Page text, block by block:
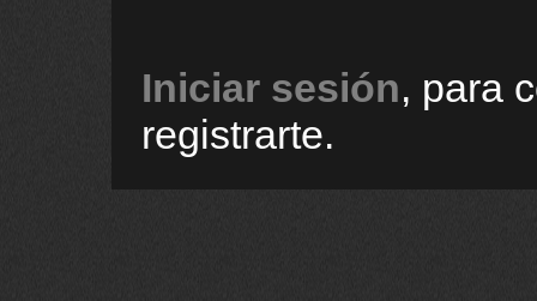
Iniciar sesión, para
registrarte.